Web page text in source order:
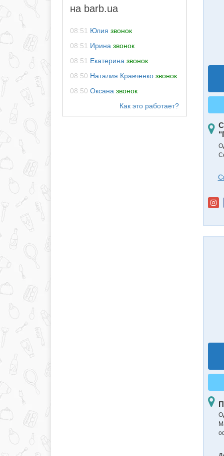
на barb.ua
08:51 Юлия звонок
08:51 Ирина звонок
08:51 Екатерина звонок
08:50 Наталия Кравченко звонок
08:50 Оксана звонок